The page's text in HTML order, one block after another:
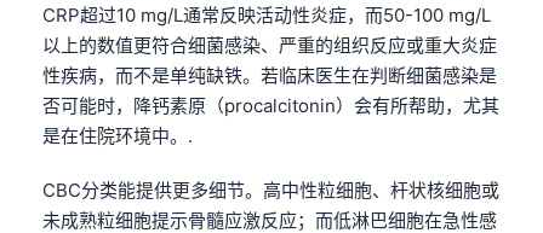
CRP超过10 mg/L通常反映活动性炎症，而50-100 mg/L
以上的数值更符合细菌感染、严重的组织反应或重大炎症
性疾病，而不是单纯缺铁。若临床医生在判断细菌感染是
否可能时，降钙素原（procalcitonin）会有所帮助，尤其
是在住院环境中。.
CBC分类能提供更多细节。高中性粒细胞、杆状核细胞或
未成熟粒细胞提示骨髓应激反应；而低淋巴细胞在急性感